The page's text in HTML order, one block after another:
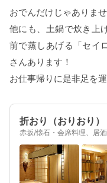
おでんだけじゃありませ
他にも、土鍋で炊き上
前で蒸しあげる「セイ
さんあります！
お仕事帰りに是非足を
折おり（おりおり）
赤坂/懐石・会席料理、居